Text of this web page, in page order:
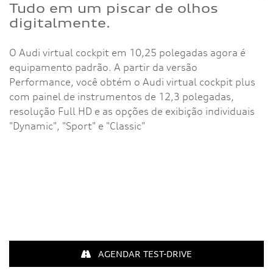
Tudo em um piscar de olhos
digitalmente.
O Audi virtual cockpit em 10,25 polegadas agora é
equipamento padrão. A partir da versão
Performance, você obtém o Audi virtual cockpit plus
com painel de instrumentos de 12,3 polegadas,
resolução Full HD e as opções de exibição individuais
"Dynamic", "Sport" e "Classic"
AGENDAR TEST-DRIVE